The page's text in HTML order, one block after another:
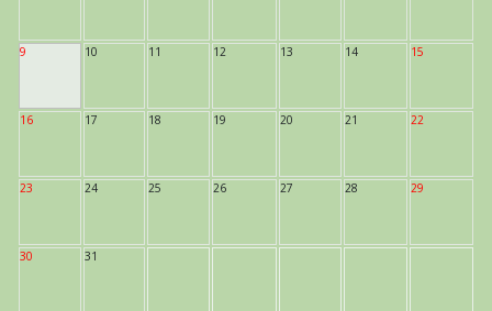
9 10 11 12 13 14 15
16 17 18 19 20 21 22
23 24 25 26 27 28 29
30 31